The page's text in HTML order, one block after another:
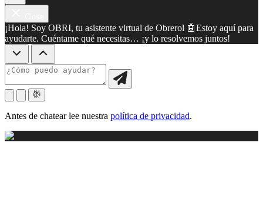
¡Hola! Soy OBRI, tu asistente virtual de Obrerol 🤖Estoy aquí para
ayudarte. Cuéntame qué necesitas… ¡y lo resolvemos juntos!
Antes de chatear lee nuestra política de privacidad.